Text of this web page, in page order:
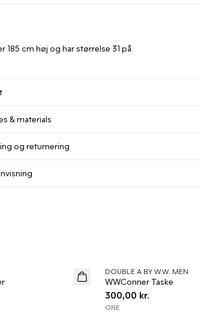
185 cm høj og har størrelse 31 på.
& materials
og returnering
News
DOUBLE A BY W.W. MEN
WWConner Taske
300,00 kr.
ONE